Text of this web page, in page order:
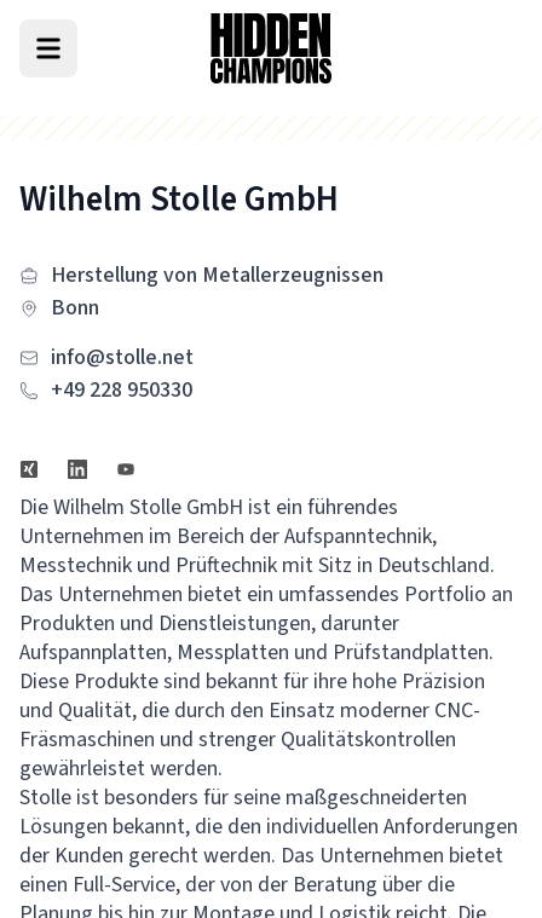
Wilhelm Stolle GmbH
Herstellung von Metallerzeugnissen
Bonn
info@stolle.net
+49 228 950330
Die Wilhelm Stolle GmbH ist ein führendes
Unternehmen im Bereich der Aufspanntechnik,
Messtechnik und Prüftechnik mit Sitz in Deutschland.
Das Unternehmen bietet ein umfassendes Portfolio an
Produkten und Dienstleistungen, darunter
Aufspannplatten, Messplatten und Prüfstandplatten.
Diese Produkte sind bekannt für ihre hohe Präzision
und Qualität, die durch den Einsatz moderner CNC-
Fräsmaschinen und strenger Qualitätskontrollen
gewährleistet werden.
Stolle ist besonders für seine maßgeschneiderten
Lösungen bekannt, die den individuellen Anforderungen
der Kunden gerecht werden. Das Unternehmen bietet
einen Full-Service, der von der Beratung über die